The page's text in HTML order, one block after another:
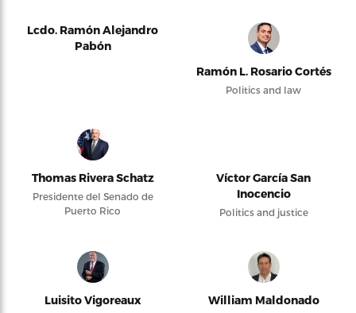
Lcdo. Ramón Alejandro
Pabón
Ramón L. Rosario Cortés
Politics and law
Thomas Rivera Schatz
Presidente del Senado de
Puerto Rico
Víctor García San
Inocencio
Politics and justice
Luisito Vigoreaux William Maldonado